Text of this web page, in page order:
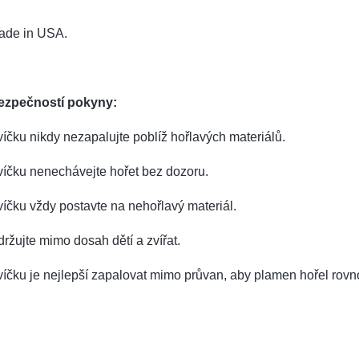
in USA.
pokyny:
nikdy nezapalujte poblíž hořlavých materiálů.
nenechávejte hořet bez dozoru.
vždy postavte na nehořlavý materiál.
mimo dosah dětí a zvířat.
je nejlepší zapalovat mimo průvan, aby plamen hořel